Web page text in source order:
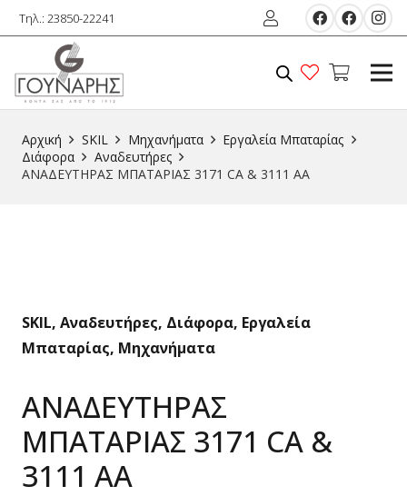
Τηλ.: 23850-22241
Αρχική SKIL Μηχανήματα
Εργαλεία Μπαταρίας
Διάφορα
Αναδευτήρες
ΑΝΑΔΕΥΤΗΡΑΣ ΜΠΑΤΑΡΙΑΣ 3171 CA & 3111 AA
SKIL, Αναδευτήρες, Διάφορα, Εργαλεία
Μπαταρίας, Μηχανήματα
ΑΝΑΔΕΥΤΗΡΑΣ
ΜΠΑΤΑΡΙΑΣ 3171 CA &
3111 AA